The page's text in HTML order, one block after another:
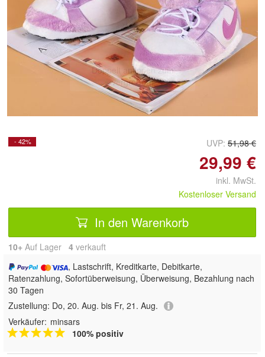
Doppelt antippen zum
vergrößern
- 42% UVP: 51,98 €
29,99 €
inkl. MwSt.
Kostenloser Versand
In den Warenkorb
10+ Auf Lager 4 verkauft
, Lastschrift, Kreditkarte, Debitkarte,
Ratenzahlung, Sofortüberweisung, Überweisung, Bezahlung nach
30 Tagen
Zustellung: Do, 20. Aug. bis Fr, 21. Aug.
Verkäufer: minsars
100% positiv